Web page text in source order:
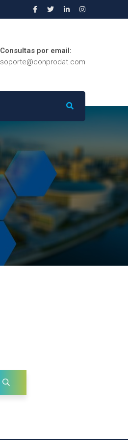
Consultas por email:
soporte@conprodat.com